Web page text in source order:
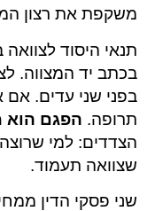
משקפת את רצון
תנאי היסוד
בכתב יד המצווה.
בפני שני עדים.
תרופה. הפגם הוא
הצדדים: למי שרוצה
שצוואה תעמוד.
שני פסקי הדין